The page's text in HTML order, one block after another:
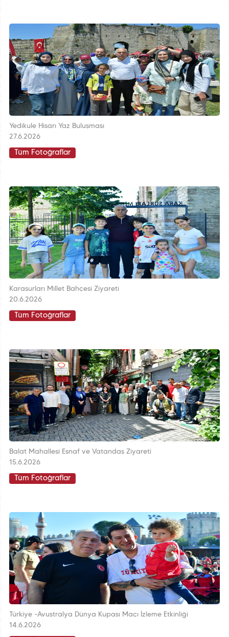
Yedikule Hisarı Yaz Buluşması
27.6.2026
Tüm Fotoğraflar
Karasurları Millet Bahçesi Ziyareti
20.6.2026
Tüm Fotoğraflar
Balat Mahallesi Esnaf ve Vatandaş Ziyareti
15.6.2026
Tüm Fotoğraflar
Türkiye -Avustralya Dünya Kupası Maçı İzleme Etkinliği
14.6.2026